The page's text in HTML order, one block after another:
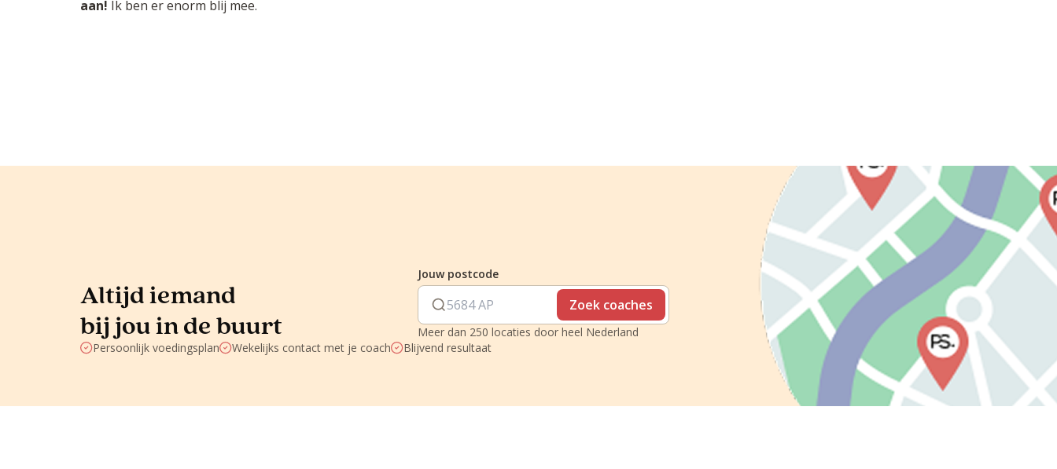
aan! Ik ben er enorm blij mee.
Altijd iemand
bij jou in de buurt
Jouw postcode
Zoek coaches
Meer dan 250 locaties door heel Nederland
Persoonlijk voedingsplan
Wekelijks contact met je coach Blijvend resultaat